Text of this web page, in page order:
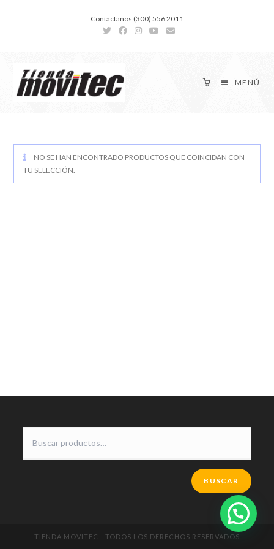
Contactanos (300) 556 2011
MENÚ
NO SE HAN ENCONTRADO PRODUCTOS QUE COINCIDAN CON
TU SELECCIÓN.
BUSCAR
TIENDA MOVITEC - TODOS LOS DERECHOS RESERVADOS